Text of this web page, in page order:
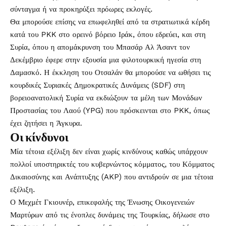
σύνταγμα ή να προκηρύξει πρόωρες εκλογές.
Θα μπορούσε επίσης να επωφεληθεί από τα στρατιωτικά κέρδη
κατά του PKK στο ορεινό βόρειο Ιράκ, όπου εδρεύει, και στη
Συρία, όπου η απομάκρυνση του Μπασάρ Αλ Άσαντ τον
Δεκέμβριο έφερε στην εξουσία μια φιλοτουρκική ηγεσία στη
Δαμασκό. Η έκκληση του Οτσαλάν θα μπορούσε να ωθήσει τις
κουρδικές Συριακές Δημοκρατικές Δυνάμεις (SDF) στη
βορειοανατολική Συρία να εκδιώξουν τα μέλη των Μονάδων
Προστασίας του Λαού (YPG) που πρόσκεινται στο PKK, όπως
έχει ζητήσει η Άγκυρα.
Οι κίνδυνοι
Μία τέτοια εξέλιξη δεν είναι χωρίς κινδύνους καθώς υπάρχουν
πολλοί υποστηρικτές του κυβερνώντος κόμματος, του Κόμματος
Δικαιοσύνης και Ανάπτυξης (AKP) που αντιδρούν σε μια τέτοια
εξέλιξη.
Ο Μεχμέτ Γκιουνέρ, επικεφαλής της Ένωσης Οικογενειών
Μαρτύρων από τις ένοπλες δυνάμεις της Τουρκίας, δήλωσε στο